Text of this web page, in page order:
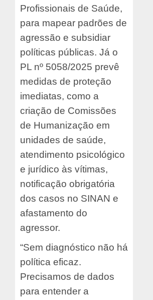
Profissionais de Saúde,
para mapear padrões de
agressão e subsidiar
políticas públicas. Já o
PL nº 5058/2025 prevê
medidas de proteção
imediatas, como a
criação de Comissões
de Humanização em
unidades de saúde,
atendimento psicológico
e jurídico às vítimas,
notificação obrigatória
dos casos no SINAN e
afastamento do
agressor.
“Sem diagnóstico não há
política eficaz.
Precisamos de dados
para entender a